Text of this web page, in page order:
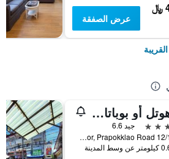
عرض الصفقة
هوتل أو بوباتارا تشيانغماي
جيد 6.6
12/1 Soi 4 Kor, Prapokklao Road, شيانج ماي, تايلاند
عن وسط المدينة